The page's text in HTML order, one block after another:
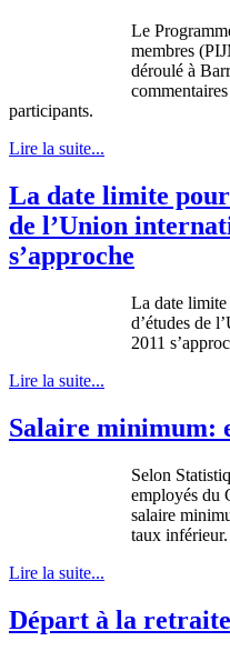
Le
membres
déroulé à
participants.
Lire la suite...
La date limite pour
de l’Union
s’approche
La date limite
d’études de
2011
Lire la suite...
Salaire minimum:
Selon
employés du
salaire
taux inférieur.
Lire la suite...
Départ à la